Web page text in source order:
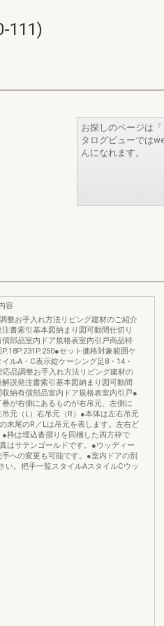
111)
お探しのページは
タログビューでは
んになれます。
容
整お手入れ方法リビング建材のご紹介
書索引基本図納まり図可動間仕切り
部品室内ドア規格表室内引戸商品特
セット価格対象範囲ケ
ルA・C表示錠ケーシング足8・14・
品調整お手入れ方法リビング建材の
説発注書索引基本図納まり図可動間
納有償部品室内ドア規格表室内引戸●
が右側にあるものが右吊元、左側に
元（L）右吊元（R）●本体は左右吊元
末尾のR／Lは吊元を表します。左右ど
枠は埋込沓摺りを同梱した四方枠で
はサテンゴールドです。●ウッディー
への変更も可能です。●室内ドアの別
い。把手一覧スタイルAスタイルCウッ